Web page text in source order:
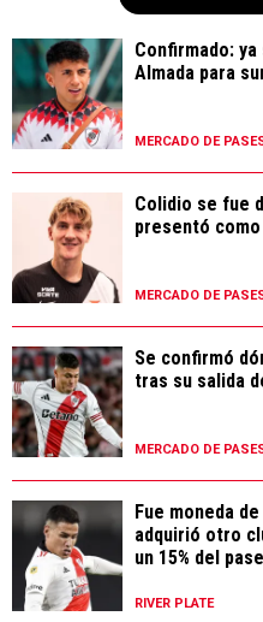
Confirmado:
Almada para
MERCADO DE
Colidio se fue
presentó
MERCADO DE
Se confirmó
tras su salida
MERCADO DE
Fue moneda
adquirió otro
un 15% del pase
RIVER PLATE